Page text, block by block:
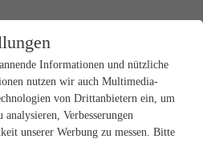
Informationen und nützliche
nutzen wir auch Multimedia-
von Drittanbietern ein, um
Verbesserungen
unserer Werbung zu messen. Bitte